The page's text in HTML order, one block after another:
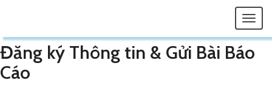
Đăng ký Thông tin & Gửi Bài Báo
Cáo